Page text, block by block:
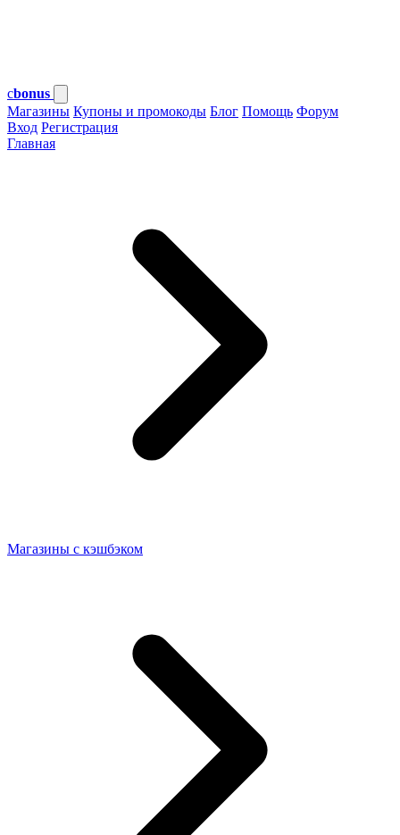
cbonus
Магазины Купоны и промокоды Блог Помощь Форум
Вход Регистрация
Главная
Магазины с кэшбэком